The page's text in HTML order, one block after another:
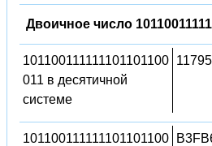
Двоичное число
101100111111101101100
011 в десятичной
системе
101100111111101101100